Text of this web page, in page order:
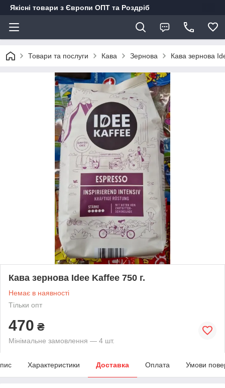
Якісні товари з Європи ОПТ та Роздріб
Товари та послуги Кава Зернова Кава зернова
Кава зернова Idee Kaffee 750 г.
Немає в наявності
Тільки опт
470 ₴
Мінімальне замовлення — 4 шт.
Характеристики Доставка Оплата Умови